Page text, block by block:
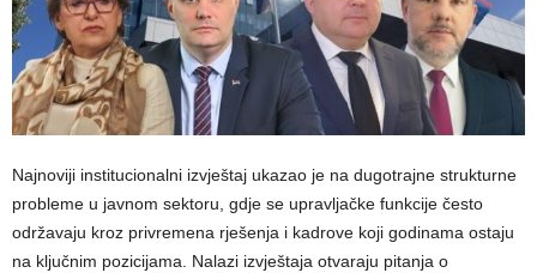
Najnoviji institucionalni izvještaj ukazao je na dugotrajne strukturne
probleme u javnom sektoru, gdje se upravljačke funkcije često
održavaju kroz privremena rješenja i kadrove koji godinama ostaju
na ključnim pozicijama. Nalazi izvještaja otvaraju pitanja o